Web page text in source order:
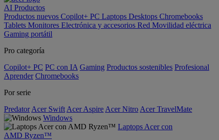
AI Productos
Productos nuevos Copilot+ PC Laptops Desktops Chromebooks
Tablets Monitores Electrónica y accesorios Red Movilidad eléctrica
Gaming portátil
Pro categoría
Copilot+ PC PC con IA Gaming Productos sostenibles Profesional
Aprender Chromebooks
Por serie
Predator Acer Swift Acer Aspire Acer Nitro Acer TravelMate
Windows
Laptops Acer con
AMD Ryzen™